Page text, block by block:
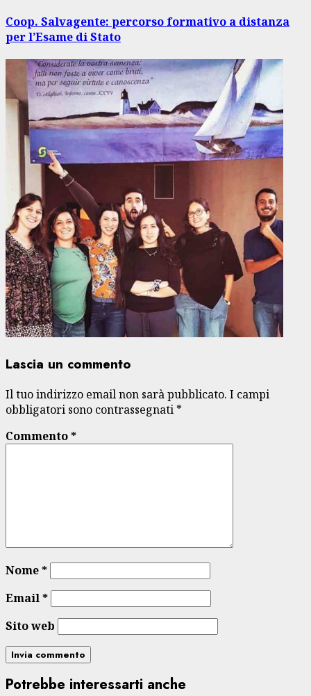
Coop. Salvagente: percorso formativo a distanza
per l’Esame di Stato
Lascia un commento
Il tuo indirizzo email non sarà pubblicato. I campi
obbligatori sono contrassegnati *
Commento*
Nome*
Email*
Sito web
Potrebbe interessarti anche